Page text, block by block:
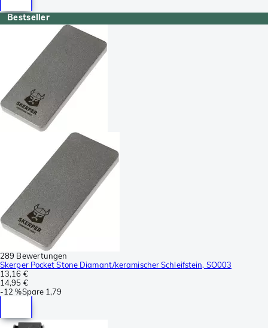
Bestseller
289 Bewertungen
Skerper Pocket Stone Diamant/keramischer Schleifstein, SO003
13,16 €
14,95 €
-12 %Spare 1,79